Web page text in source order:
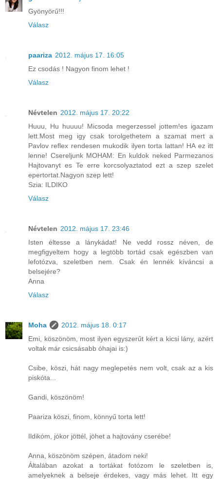
Gyönyörű!!!
Válasz
paariza 2012. május 17. 16:05
Ez csodás ! Nagyon finom lehet !
Válasz
Névtelen 2012. május 17. 20:22
Huuu, Hu huuuu! Micsoda megerzessel jottem!es igazam
lett.Most meg igy csak torolgethetem a szamat mert a
Pavlov reflex rendesen mukodik ilyen torta lattan! HA ez itt
lenne! Csereljunk MOHAM: En kuldok neked Parmezanos
Hajtovanyt es Te erre korcsolyaztatod ezt a szep szelet
epertortat.Nagyon szep lett!
Szia: ILDIKO
Válasz
Névtelen 2012. május 17. 23:46
Isten éltesse a lánykádat! Ne vedd rossz néven, de
megfigyeltem hogy a legtöbb tortád csak egészben van
lefotózva, szeletben nem. Csak én lennék kíváncsi a
belsejére?
Anna
Válasz
Moha
2012. május 18. 0:17
Emi, köszönöm, most ilyen egyszerűt kért a kicsi lány, azért
voltak már csicsásabb óhajai is:)
Csibe, köszi, hát nagy meglepetés nem volt, csak az a kis
piskóta...
Gandi, köszönöm!
Paariza köszi, finom, könnyű torta lett!
Ildikóm, jókor jöttél, jöhet a hajtovány cserébe!
Anna, köszönöm szépen, átadom neki!
Általában azokat a tortákat fotózom le szeletben is,
amelyeknek a belseje érdekes, vagy más lehet. Itt egy